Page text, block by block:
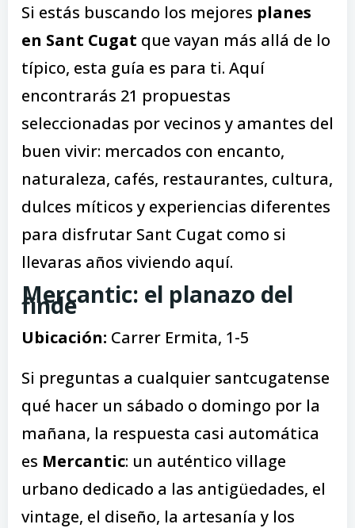
Si estás buscando los mejores planes
en Sant Cugat que vayan más allá de lo
típico, esta guía es para ti. Aquí
encontrarás 21 propuestas
seleccionadas por vecinos y amantes del
buen vivir: mercados con encanto,
naturaleza, cafés, restaurantes, cultura,
dulces míticos y experiencias diferentes
para disfrutar Sant Cugat como si
llevaras años viviendo aquí.
Mercantic: el planazo del
finde
Ubicación: Carrer Ermita, 1-5
Si preguntas a cualquier santcugatense
qué hacer un sábado o domingo por la
mañana, la respuesta casi automática
es Mercantic: un auténtico village
urbano dedicado a las antigüedades, el
vintage, el diseño, la artesanía y los